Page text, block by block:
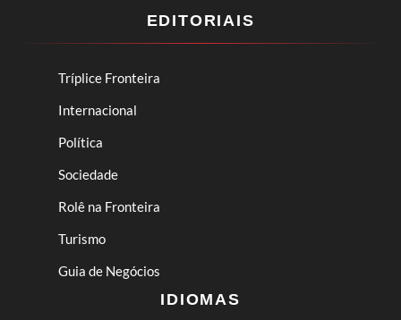
EDITORIAIS
Tríplice Fronteira
Internacional
Política
Sociedade
Rolê na Fronteira
Turismo
Guia de Negócios
IDIOMAS